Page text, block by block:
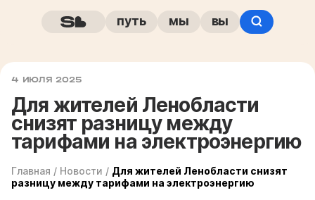
путь мы вы
4 ИЮЛЯ 2025
Для жителей Ленобласти
снизят разницу между
тарифами на электроэнергию
Главная / Новости / Для жителей Ленобласти снизят
разницу между тарифами на электроэнергию